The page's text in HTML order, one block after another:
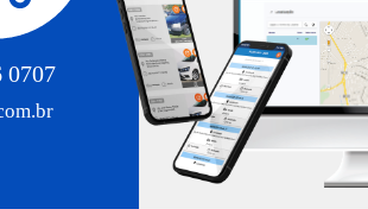
0707